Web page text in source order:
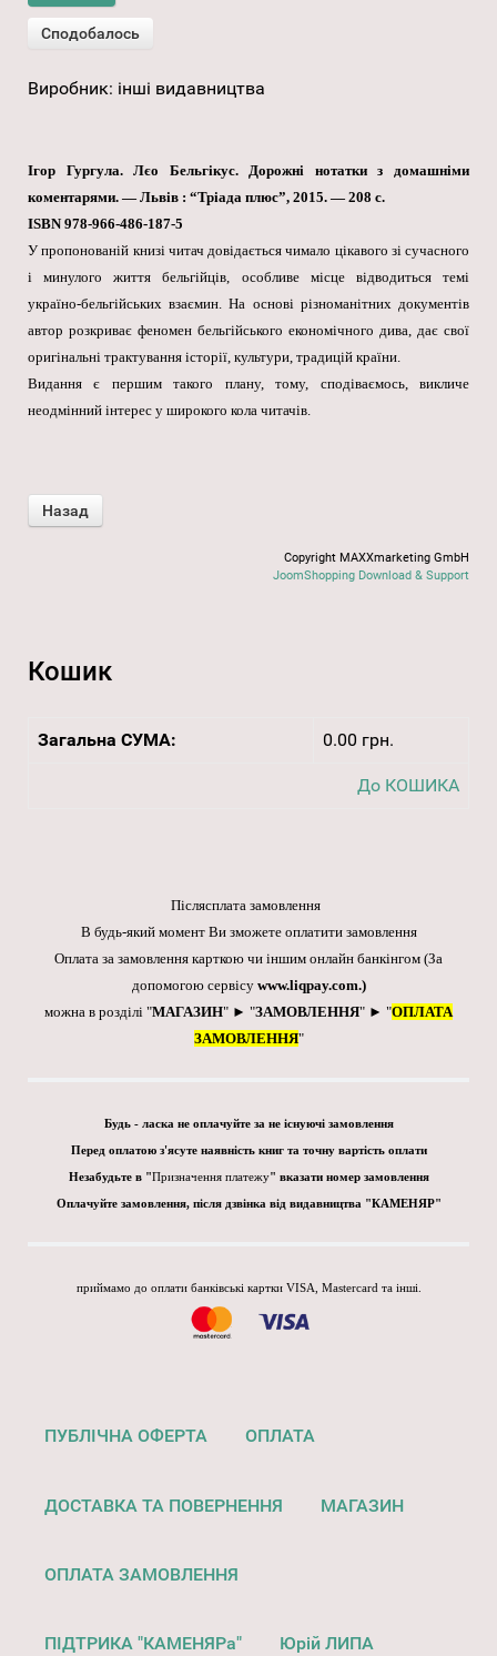
Виробник: інші видавництва
Ігор Гургула. Лєо Бельгікус. Дорожні нотатки з домашніми
коментарями. — Львів : “Тріада плюс”, 2015. — 208 с.
ISBN 978-966-486-187-5
У пропонованій книзі читач довідається чимало цікавого зі сучасного
і минулого життя бельгійців, особливе місце відводиться темі
україно-бельгійських взаємин. На основі різноманітних документів
автор розкриває феномен бельгійського економічного дива, дає свої
оригінальні трактування історії, культури, традицій країни.
Видання є першим такого плану, тому, сподіваємось, викличе
неодмінний інтерес у широкого кола читачів.
Copyright MAXXmarketing GmbH
JoomShopping Download & Support
Кошик
Загальна СУМА: 0.00 грн.
До КОШИКА
Післясплата замовлення
В будь-який момент Ви зможете оплатити замовлення
Оплата за замовлення карткою чи іншим онлайн банкінгом (За
допомогою сервісу www.liqpay.com.)
можна в розділі "МАГАЗИН" ► "ЗАМОВЛЕННЯ" ► "ОПЛАТА
ЗАМОВЛЕННЯ"
Будь - ласка не оплачуйте за не існуючі замовлення
Перед оплатою з'ясуте наявність книг та точну вартість оплати
Незабудьте в "Призначення платежу" вказати номер замовлення
Оплачуйте замовлення, після дзвінка від видавництва "КАМЕНЯР"
приймамо до оплати банківські картки VISA, Mastercard та інші.
ПУБЛІЧНА ОФЕРТА ОПЛАТА
ДОСТАВКА ТА ПОВЕРНЕННЯ МАГАЗИН
ОПЛАТА ЗАМОВЛЕННЯ
ПІДТРИКА "КАМЕНЯРа" Юрій ЛИПА